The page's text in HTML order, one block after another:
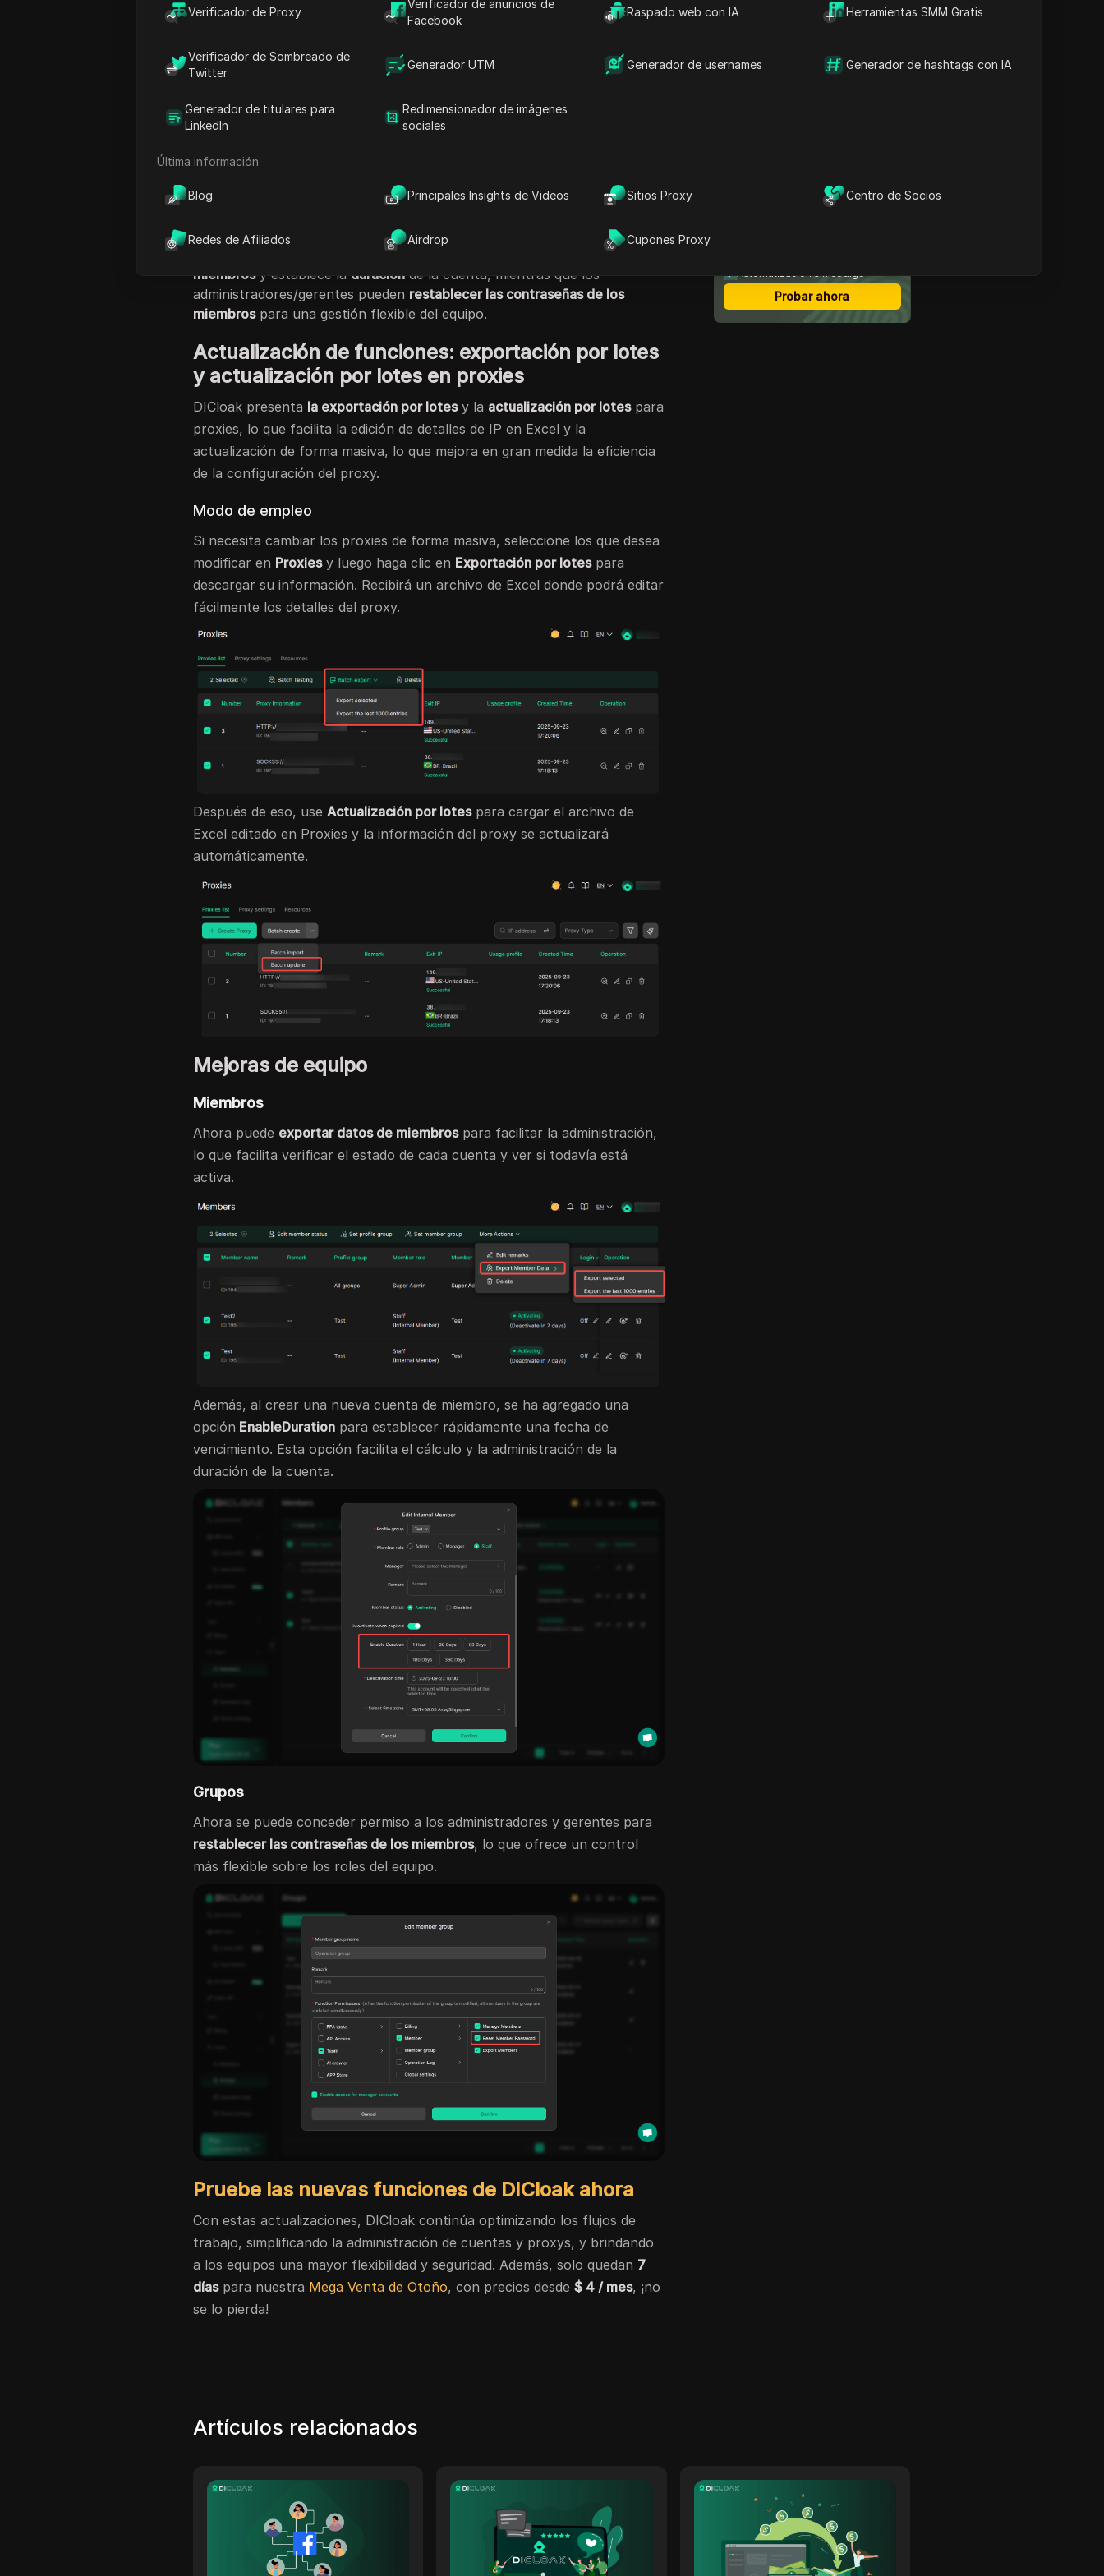
Verificador de Proxy
Verificador de anuncios de
Facebook
Raspado web con IA Herramientas SMM Gratis
Verificador de Sombreado de
Twitter
Generador UTM Generador de usernames Generador de hashtags con IA
Generador de titulares para
LinkedIn
Redimensionador de imágenes
sociales
Última información
Blog Principales Insights de Videos Sitios Proxy Centro de Socios
Redes de Afiliados Airdrop Cupones Proxy
automática de DICloak.
Aprovechando ese impulso, esta semana presentamos nuevas
actualizaciones que mejoran aún más la gestión de proxy y la
fácil de usar.
Conclusiones clave
Actualización de funciones de proxies: la exportación por lotes
y la
hacen que la edición y actualización de la
información del proxy de forma masiva sea más rápida y eficiente.
DICloak ahora admite
la exportación de datos de
miembrosy establece la duración de la cuenta, mientras que los
administradores/gerentes pueden restablecer las contraseñas de los
miembrospara una gestión flexible del equipo.
Actualización de funciones: exportación por lotes
y actualización por lotes en proxies
DICloak presenta la exportación por lotesy la actualización por lotespara
proxies, lo que facilita la edición de detalles de IP en Excel y la
actualización de forma masiva, lo que mejora en gran medida la eficiencia
de la configuración del proxy.
Modo de empleo
Si necesita cambiar los proxies de forma masiva, seleccione los que desea
modificar en Proxiesy luego haga clic en Exportación por lotespara
descargar su información. Recibirá un archivo de Excel donde podrá editar
fácilmente los detalles del proxy.
Después de eso, useActualización por lotespara cargar el archivo de
Excel editado en Proxies y la información del proxy se actualizará
automáticamente.
Mejoras de equipo
Miembros
Ahora puede exportar datos de miembrospara facilitar la administración,
lo que facilita verificar el estado de cada cuenta y ver si todavía está
activa.
Además, al crear una nueva cuenta de miembro, se ha agregado una
opción EnableDuration para establecer rápidamente una fecha de
vencimiento. Esta opción facilita el cálculo y la administración de la
duración de la cuenta.
Grupos
Ahora se puede conceder permiso a los administradores y gerentes para
restablecer las contraseñas de los miembros, lo que ofrece un control
más flexible sobre los roles del equipo.
Pruebe las nuevas funciones de DICloak ahora
Con estas actualizaciones, DICloak continúa optimizando los flujos de
trabajo, simplificando la administración de cuentas y proxys, y brindando
a los equipos una mayor flexibilidad y seguridad. Además, solo quedan 7
díaspara nuestra Mega Venta de Otoño, con precios desde$ 4 / mes, ¡no
se lo pierda!
Actualización de
funciones: exportación
Navegador antidetección
Automatización sin código
Probar ahora
Artículos relacionados